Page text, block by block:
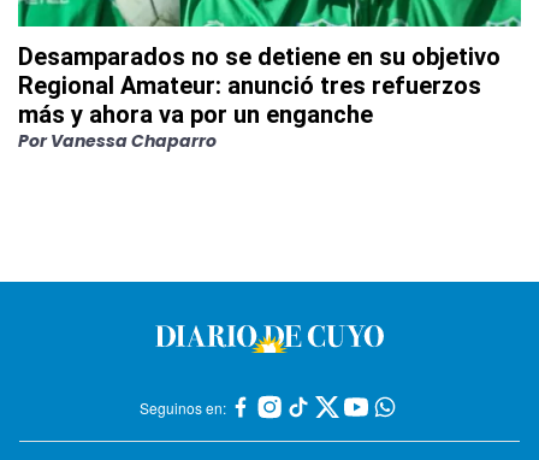
Desamparados no se detiene en su objetivo
Regional Amateur: anunció tres refuerzos
más y ahora va por un enganche
Por Vanessa Chaparro
Seguinos en: